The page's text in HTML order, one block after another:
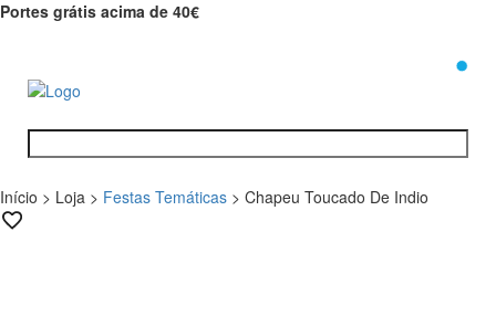
Portes grátis acima de 40€
Início > Loja > Festas Temáticas > Chapeu Toucado De Indio